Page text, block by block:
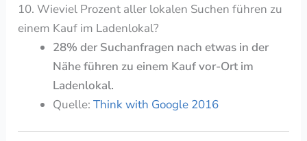
10. Wieviel Prozent aller lokalen Suchen führen zu
einem Kauf im Ladenlokal?
28% der Suchanfragen nach etwas in der
Nähe führen zu einem Kauf vor-Ort im
Ladenlokal.
Quelle:Think with Google 2016